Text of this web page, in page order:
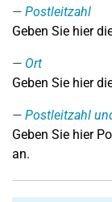
Postleitzahl
Geben Sie hier
Ort
Geben Sie hier
Postleitzahl
Geben Sie hier
an.